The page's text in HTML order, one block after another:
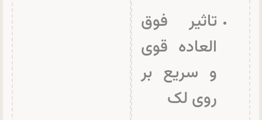
تاثیر فوق
العاده قوی
و سریع بر
روی لک